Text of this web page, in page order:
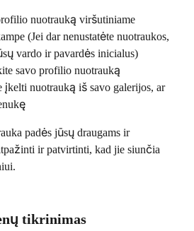
nuotrauką viršutiniame
(Jei dar nenustatėte nuotraukos,
vardo ir pavardės inicialus)
savo profilio nuotrauką
įkelti nuotrauką iš savo galerijos, ar
padės jūsų draugams ir
ir patvirtinti, kad jie siunčia
tikrinimas